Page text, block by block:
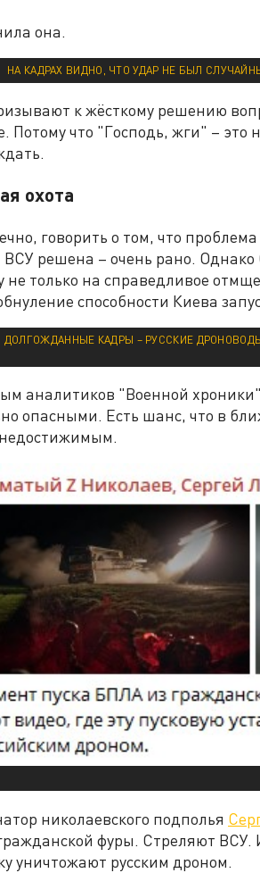
она.
НА КАДРАХ ВИДНО, ЧТО УДАР НЕ БЫЛ
к жёсткому решению
Потому что "Господь, жги" – это
охота
говорить о том, что
ВСУ решена – очень рано.
не только на справедливое
способности Киева
ДОЛГОЖДАННЫЕ КАДРЫ – РУССКИЕ
аналитиков "Военной
опасными. Есть шанс, что в
николаевского подполья
фуры. Стреляют ВСУ.
уничтожают русским дроном.